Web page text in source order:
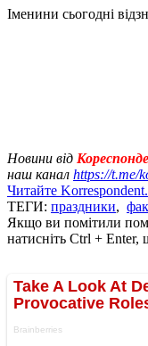
Іменини сьогодні
Новини від
наш канал https://t.me/
Читайте
ТЕГИ: праздники,
Якщо ви помітили
натисніть Ctrl +